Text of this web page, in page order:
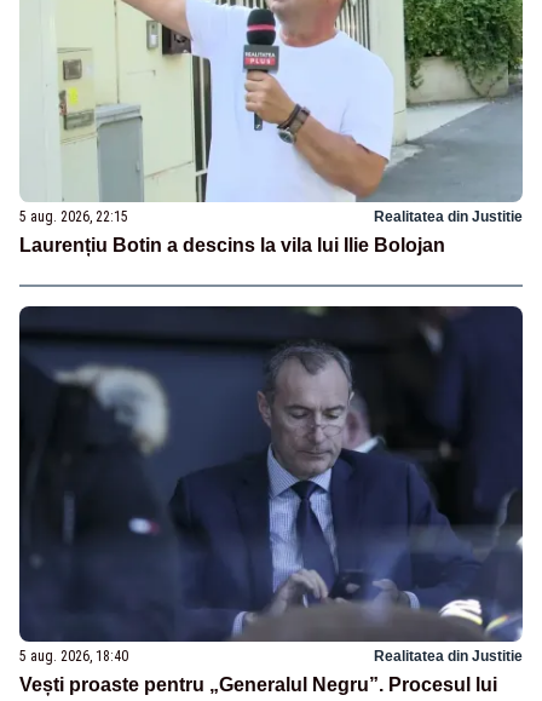
5 aug. 2026, 22:15 Realitatea din Justitie
Laurențiu Botin a descins la vila lui Ilie Bolojan
5 aug. 2026, 18:40 Realitatea din Justitie
Vești proaste pentru „Generalul Negru”. Procesul lui